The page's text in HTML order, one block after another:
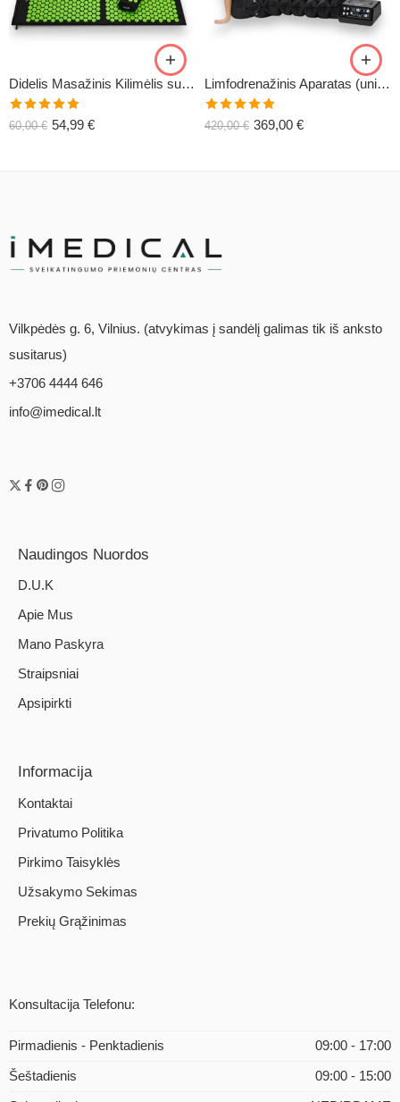
Didelis Masažinis Kilimėlis su Pagalve XL-CLASSIC1
Įvertinimas:
5.00iš 5
60,00€ 54,99 €
Limfodrenažinis Aparatas (universalus) C6
Įvertinimas:
5.00iš 5
420,00€ 369,00 €
Vilkpėdės g. 6, Vilnius. (atvykimas į sandėlį galimas tik iš anksto
susitarus)
+3706 4444 646
info@imedical.lt
Naudingos Nuordos
D.U.K
Apie Mus
Mano Paskyra
Straipsniai
Apsipirkti
Informacija
Kontaktai
Privatumo Politika
Pirkimo Taisyklės
Užsakymo Sekimas
Prekių Grąžinimas
Konsultacija Telefonu:
Pirmadienis - Penktadienis 09:00 - 17:00
Šeštadienis 09:00 - 15:00